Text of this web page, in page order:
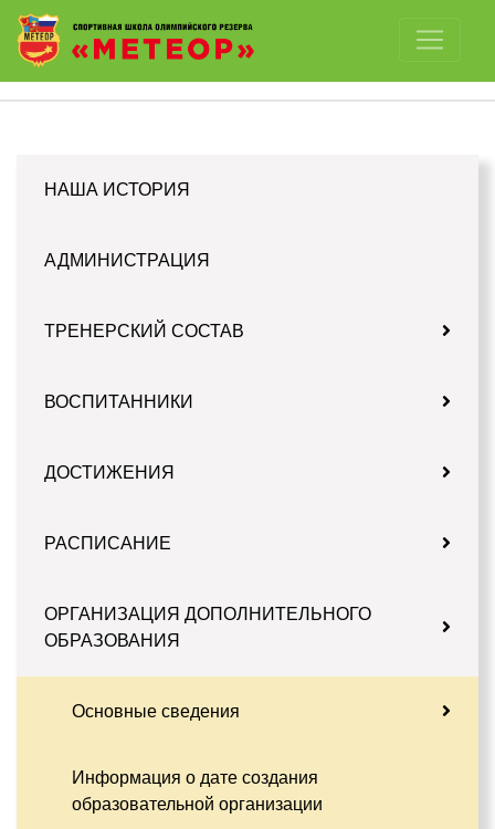
Отключить картинки
НАША ИСТОРИЯ
АДМИНИСТРАЦИЯ
ТРЕНЕРСКИЙ СОСТАВ
ВОСПИТАННИКИ
ДОСТИЖЕНИЯ
РАСПИСАНИЕ
ОРГАНИЗАЦИЯ ДОПОЛНИТЕЛЬНОГО
ОБРАЗОВАНИЯ
Основные сведения
Информация о дате создания
образовательной организации